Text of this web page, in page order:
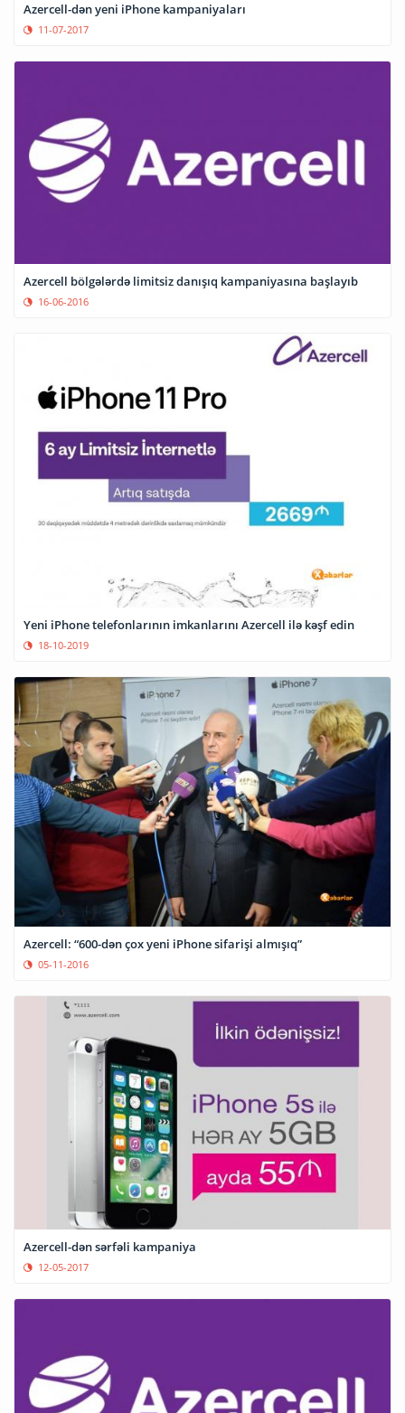
Azercell-dən yeni iPhone kampaniyaları
11-07-2017
Azercell bölgələrdə limitsiz danışıq kampaniyasına başlayıb
16-06-2016
Yeni iPhone telefonlarının imkanlarını Azercell ilə kəşf edin
18-10-2019
Azercell: “600-dən çox yeni iPhone sifarişi almışıq”
05-11-2016
Azercell-dən sərfəli kampaniya
12-05-2017